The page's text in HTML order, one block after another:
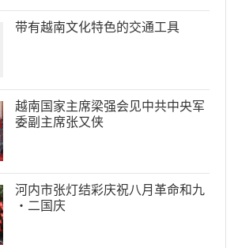
带有越南文化特色的交通工具
越南国家主席梁强会见中共中央军
委副主席张又侠
河内市张灯结彩庆祝八月革命和九
·二国庆